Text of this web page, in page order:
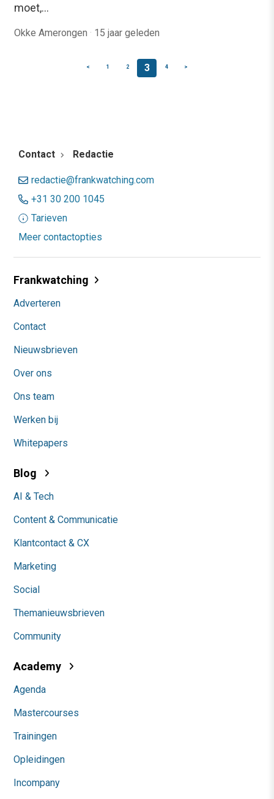
moet,…
Okke Amerongen · 15 jaar geleden
< 1 2 3 4 >
Contact Redactie
redactie@frankwatching.com
+31 30 200 1045
Tarieven
Meer contactopties
Frankwatching
Adverteren
Contact
Nieuwsbrieven
Over ons
Ons team
Werken bij
Whitepapers
Blog
AI & Tech
Content & Communicatie
Klantcontact & CX
Marketing
Social
Themanieuwsbrieven
Community
Academy
Agenda
Mastercourses
Trainingen
Opleidingen
Incompany